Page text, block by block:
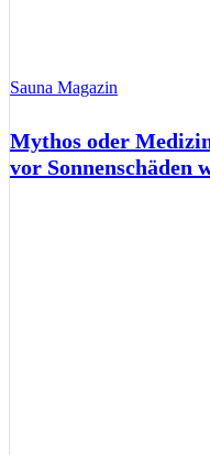
Sauna Magazin
Mythos oder
vor Sonnenschäden